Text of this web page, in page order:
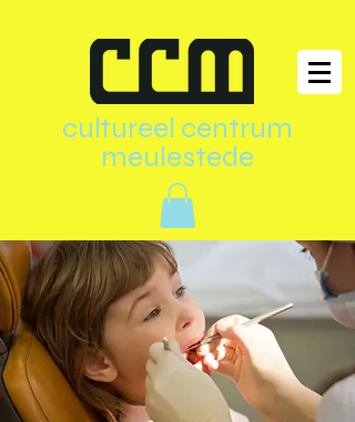
cultureel centrum
meulestede